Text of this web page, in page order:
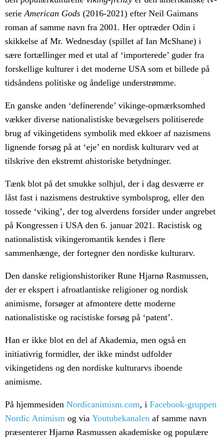
serieAmerican Gods (2016-2021) efter Neil Gaimans
roman af samme navn fra 2001. Her optræder Odin i
skikkelse af Mr. Wednesday (spillet af Ian McShane) i
sære fortællinger med et utal af ‘importerede’ guder fra
forskellige kulturer i det moderne USA som et billede på
tidsåndens politiske og åndelige understrømme.
En ganske anden ‘definerende’ vikinge-opmærksomhed
vækker diverse nationalistiske bevægelsers politiserede
brug af vikingetidens symbolik med ekkoer af nazismens
lignende forsøg på at ‘eje’ en nordisk kulturarv ved at
tilskrive den ekstremt ahistoriske betydninger.
Tænk blot på det smukke solhjul, der i dag desværre er
låst fast i nazismens destruktive symbolsprog, eller den
tossede ‘viking’, der tog alverdens forsider under angrebet
på Kongressen i USA den 6. januar 2021. Racistisk og
nationalistisk vikingeromantik kendes i flere
sammenhænge, der fortegner den nordiske kulturarv.
Den danske religionshistoriker Rune Hjarnø Rasmussen,
der er ekspert i afroatlantiske religioner og nordisk
animisme, forsøger at afmontere dette moderne
nationalistiske og racistiske forsøg på ‘patent’.
Han er ikke blot en del af Akademia, men også en
initiativrig formidler, der ikke mindst udfolder
vikingetidens og den nordiske kulturarvs iboende
animisme.
På hjemmesiden Nordicanimism.com, i Facebook-gruppen
Nordic Animism og via Youtubekanalen af samme navn
præsenterer Hjarnø Rasmussen akademiske og populære